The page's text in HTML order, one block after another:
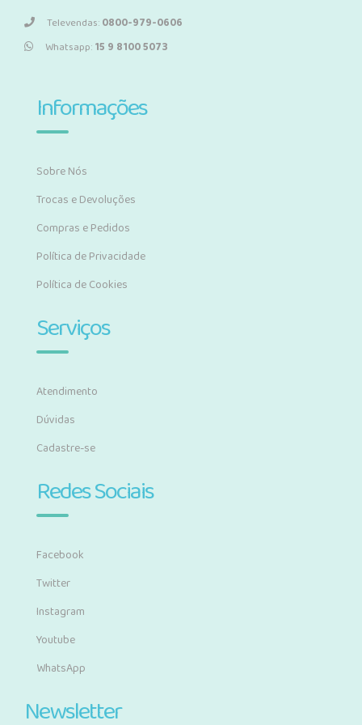
Televendas:0800-979-0606
Whatsapp:15 9 8100 5073
Informações
Sobre Nós
Trocas e Devoluções
Compras e Pedidos
Política de Privacidade
Política de Cookies
Serviços
Atendimento
Dúvidas
Cadastre-se
Redes Sociais
Facebook
Twitter
Instagram
Youtube
WhatsApp
Newsletter